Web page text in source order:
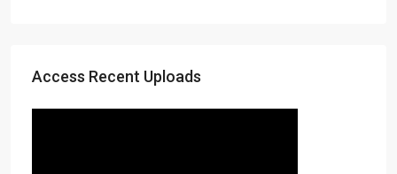
Access Recent Uploads